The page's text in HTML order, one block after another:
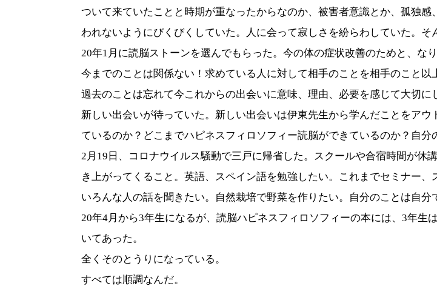
ついて来ていたことと時期が重なったからなのか、被害者意識とか、孤独
われないようにびくびくしていた。人に会って寂しさを紛らわしていた。そ
20年1 月に読脳ストーンを選んでもらった。今の体の症状改善のためと、な
今までのことは関係ない！求めている人に対して相手のことを相手のこと以
過去のことは忘れて今これからの出会いに意味、理由、必要を感じて大切
新しい出会いが待っていた。新しい出会いは伊東先生から学んだことをア
ているのか？どこまでハピネスフィロソフィー読脳ができているのか？自分
2 月 19 日、コロナウイルス騒動で三戸に帰省した。スクールや合宿時間が
き上がってくること。英語、スペイン語を勉強したい。これまでセミナー、
いろんな人の話を聞きたい。自然栽培で野菜を作りたい。自分のことは自分
20年4月から3年生になるが、読脳ハピネスフィロソフィーの本には、3年生
いてあった。
全くそのとうりになっている。
すべては順調なんだ。